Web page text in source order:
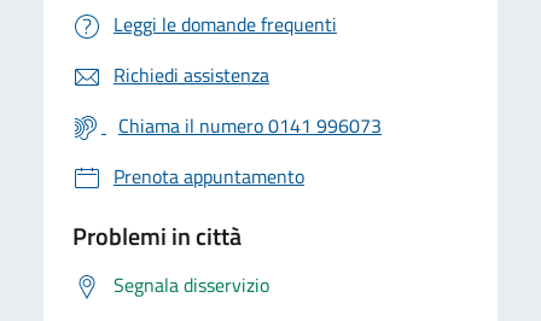
Leggi le domande frequenti
Richiedi assistenza
Chiama il numero 0141 996073
Prenota appuntamento
Problemi in città
Segnala disservizio